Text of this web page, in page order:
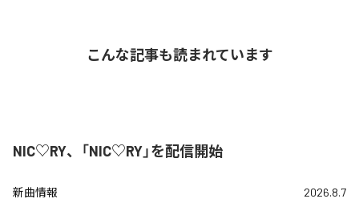
こんな記事も読まれています
NIC♡RY、「NIC♡RY」を配信開始
新曲情報 2026.8.7